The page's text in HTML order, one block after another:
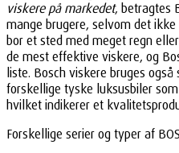
viskere på markedet, betragtes
mange brugere, selvom det
bor et sted med meget regn
de mest effektive viskere, og
liste. Bosch viskere bruges
forskellige tyske luksusbiler
hvilket indikerer et
Forskellige serier og typer af